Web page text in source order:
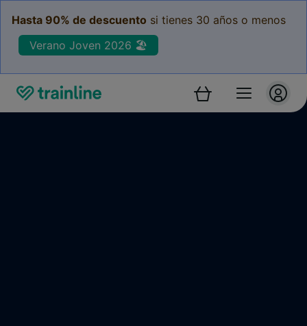
Hasta 90% de descuento si tienes 30 años o menos
Verano Joven 2026 🏖️